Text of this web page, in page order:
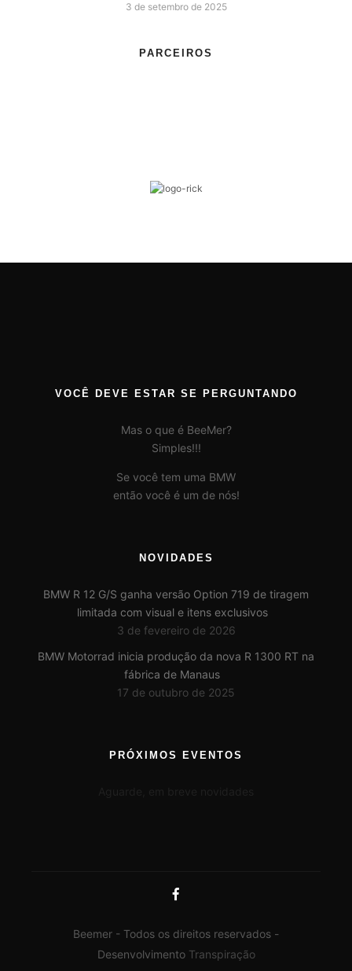
3 de setembro de 2025
PARCEIROS
VOCÊ DEVE ESTAR SE PERGUNTANDO
Mas o que é BeeMer?
Simples!!!
Se você tem uma BMW
então você é um de nós!
NOVIDADES
BMW R 12 G/S ganha versão Option 719 de tiragem
limitada com visual e itens exclusivos
3 de fevereiro de 2026
BMW Motorrad inicia produção da nova R 1300 RT na
fábrica de Manaus
17 de outubro de 2025
PRÓXIMOS EVENTOS
Beemer - Todos os direitos reservados -
Desenvolvimento Transpiração